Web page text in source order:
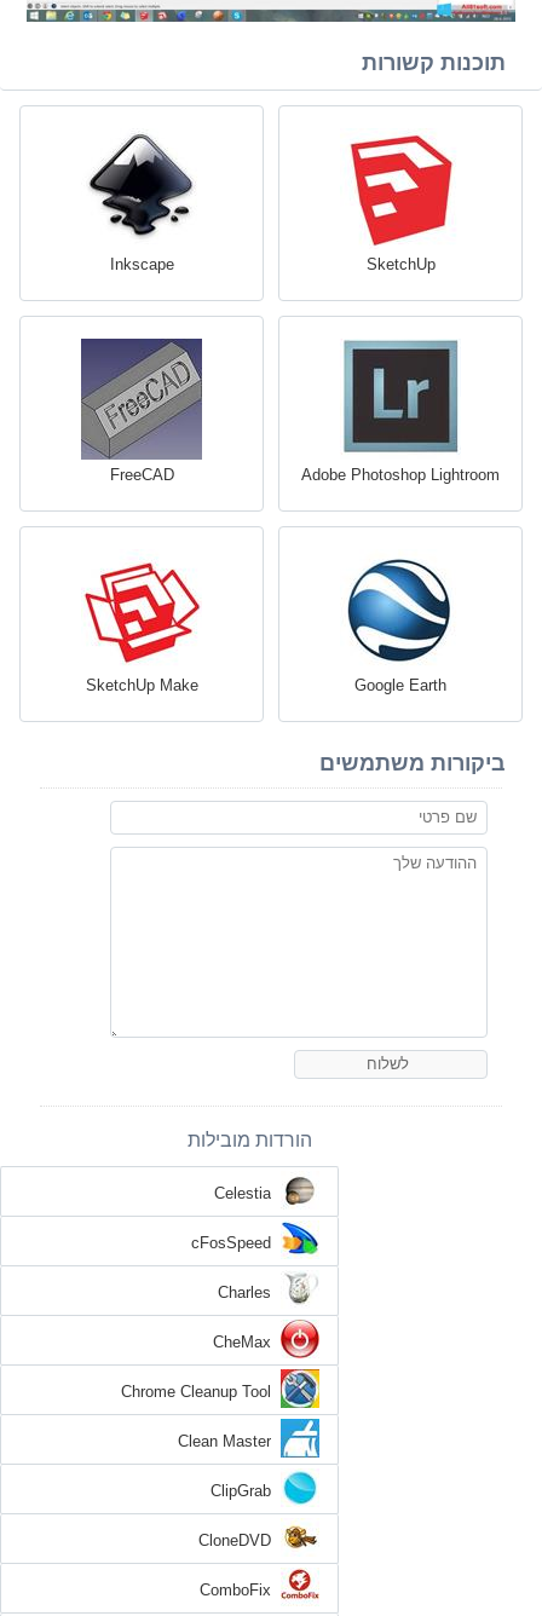
תוכנות קשורות
SketchUp
Inkscape
Adobe Photoshop Lightroom
FreeCAD
Google Earth
SketchUp Make
ביקורות משתמשים
הורדות מובילות
Celestia
cFosSpeed
Charles
CheMax
Chrome Cleanup Tool
Clean Master
ClipGrab
CloneDVD
ComboFix